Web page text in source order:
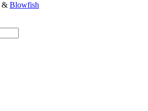
& Blowfish